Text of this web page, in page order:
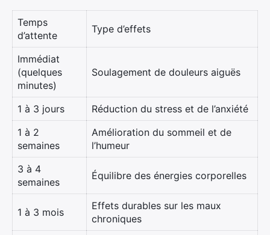
Temps
d’attente
Type d’effets
Immédiat
(quelques
minutes)
Soulagement de douleurs aiguës
1 à 3 jours
Réduction du stress et de l’anxiété
1 à 2
semaines
Amélioration du sommeil et de
l’humeur
3 à 4
semaines
Équilibre des énergies corporelles
1 à 3 mois
Effets durables sur les maux
chroniques